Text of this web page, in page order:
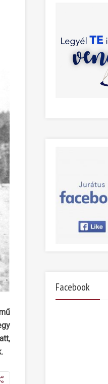
Facebook